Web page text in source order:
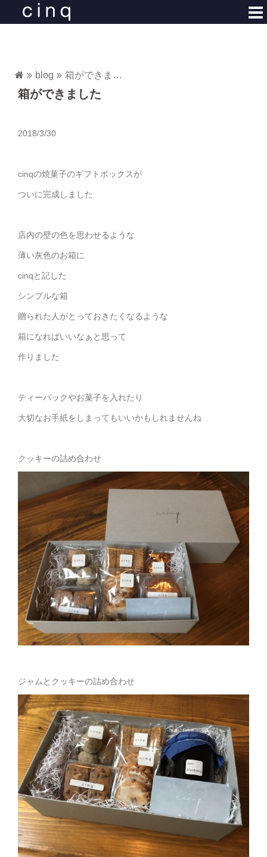
blog 箱ができました
箱ができました
2018/3/30
cinqの焼菓子のギフトボックスが
ついに完成しました
店内の壁の色を思わせるような
薄い灰色のお箱に
cinqと記した
シンプルな箱
贈られた人がとっておきたくなるような
箱になればいいなぁと思って
作りました
ティーパックやお菓子を入れたり
大切なお手紙をしまってもいいかもしれませんね
クッキーの詰め合わせ
ジャムとクッキーの詰め合わせ